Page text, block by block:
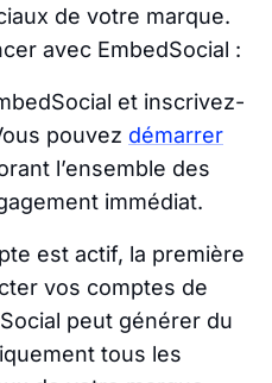
de votre marque.
avec EmbedSocial :
et inscrivez-
pouvez démarrer
l’ensemble des
immédiat.
est actif, la première
vos comptes de
peut générer du
tous les